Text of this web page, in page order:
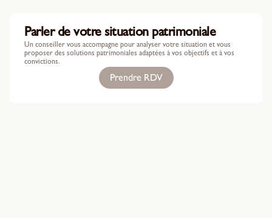
Parler de votre situation patrimoniale
Un conseiller vous accompagne pour analyser votre situation et vous
proposer des solutions patrimoniales adaptées à vos objectifs et à vos
convictions.
Prendre RDV